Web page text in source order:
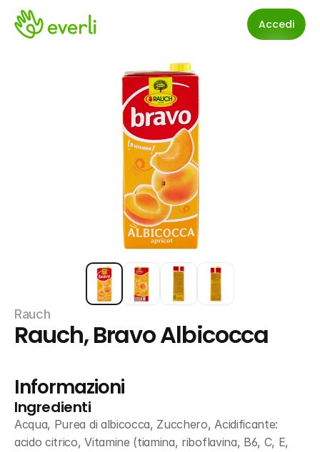
Accedi
Rauch
Rauch, Bravo Albicocca
Informazioni
Ingredienti
Acqua, Purea di albicocca, Zucchero, Acidificante:
acido citrico, Vitamine (tiamina, riboflavina, B6, C, E,